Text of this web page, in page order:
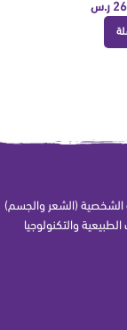
ر.س
الشخصية (الشعر والجسم)
والتكنولوجيا